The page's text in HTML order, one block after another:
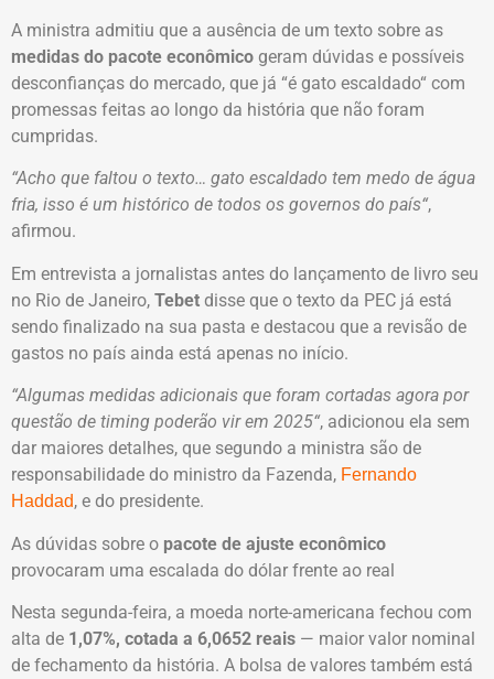
A ministra admitiu que a ausência de um texto sobre as
medidas do pacote econômico geram dúvidas e possíveis
desconfianças do mercado, que já “é gato escaldado“ com
promessas feitas ao longo da história que não foram
cumpridas.
“Acho que faltou o texto… gato escaldado tem medo de água
fria, isso é um histórico de todos os governos do país“,
afirmou.
Em entrevista a jornalistas antes do lançamento de livro seu
no Rio de Janeiro, Tebet disse que o texto da PEC já está
sendo finalizado na sua pasta e destacou que a revisão de
gastos no país ainda está apenas no início.
“Algumas medidas adicionais que foram cortadas agora por
questão de timing poderão vir em 2025“, adicionou ela sem
dar maiores detalhes, que segundo a ministra são de
responsabilidade do ministro da Fazenda, Fernando
Haddad, e do presidente.
As dúvidas sobre o pacote de ajuste econômico
provocaram uma escalada do dólar frente ao real
Nesta segunda-feira, a moeda norte-americana fechou com
alta de 1,07%, cotada a 6,0652 reais — maior valor nominal
de fechamento da história. A bolsa de valores também está